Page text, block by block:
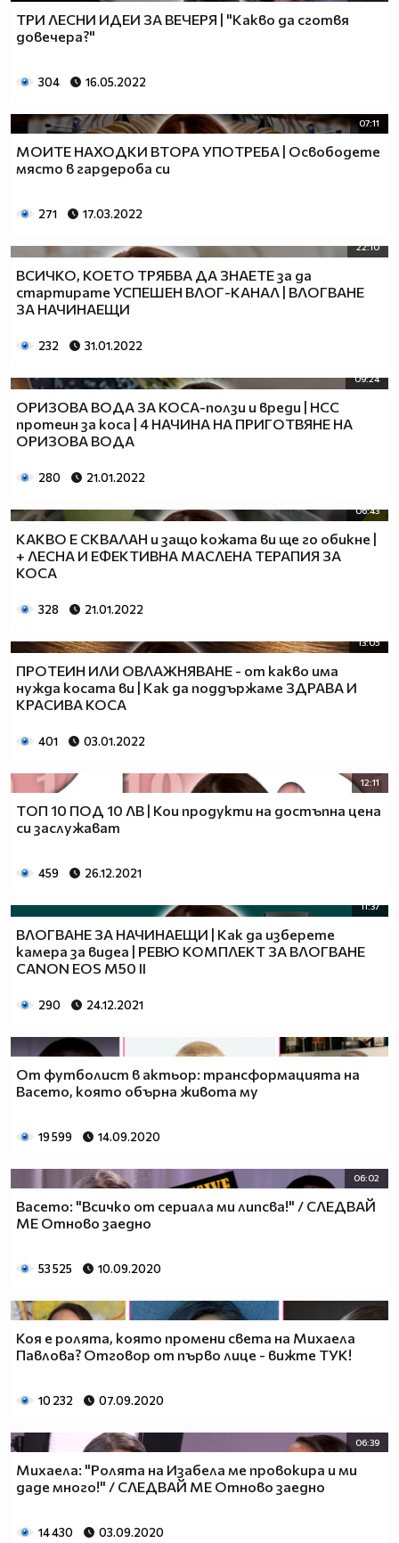
ТРИ ЛЕСНИ ИДЕИ ЗА ВЕЧЕРЯ | "Какво да сготвя
довечера?"
304 16.05.2022
07:11
МОИТЕ НАХОДКИ ВТОРА УПОТРЕБА | Освободете
място в гардероба си
271 17.03.2022
22:10
ВСИЧКО, КОЕТО ТРЯБВА ДА ЗНАЕТЕ за да
стартирате УСПЕШЕН ВЛОГ-КАНАЛ | ВЛОГВАНЕ
ЗА НАЧИНАЕЩИ
232 31.01.2022
09:24
ОРИЗОВА ВОДА ЗА КОСА-ползи и вреди | НСС
протеин за коса | 4 НАЧИНА НА ПРИГОТВЯНЕ НА
ОРИЗОВА ВОДА
280 21.01.2022
06:43
КАКВО Е СКВАЛАН и защо кожата ви ще го обикне |
+ ЛЕСНА И ЕФЕКТИВНА МАСЛЕНА ТЕРАПИЯ ЗА
КОСА
328 21.01.2022
13:05
ПРОТЕИН ИЛИ ОВЛАЖНЯВАНЕ - от какво има
нужда косата ви | Как да поддържаме ЗДРАВА И
КРАСИВА КОСА
401 03.01.2022
12:11
ТОП 10 ПОД 10 ЛВ | Кои продукти на достъпна цена
си заслужават
459 26.12.2021
11:37
ВЛОГВАНЕ ЗА НАЧИНАЕЩИ | Как да изберете
камера за видеа | РЕВЮ КОМПЛЕКТ ЗА ВЛОГВАНЕ
CANON EOS M50 II
290 24.12.2021
От футболист в актьор: трансформацията на
Васето, която обърна живота му
19 599 14.09.2020
06:02
Васето: "Всичко от сериала ми липсва!" / СЛЕДВАЙ
МЕ Отново заедно
53 525 10.09.2020
Коя е ролята, която промени света на Михаела
Павлова? Отговор от първо лице - вижте ТУК!
10 232 07.09.2020
06:39
Михаела: "Ролята на Изабела ме провокира и ми
даде много!" / СЛЕДВАЙ МЕ Отново заедно
14 430 03.09.2020